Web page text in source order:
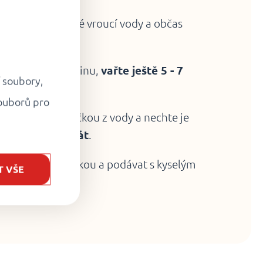
mírně osolené vroucí vody a občas
na hladinu, vařte ještě 5 - 7
naběračkou z vody a nechte je
1 minutu odstát.
cibulkou a podávat s kyselým
soubory,
pro
VŠE